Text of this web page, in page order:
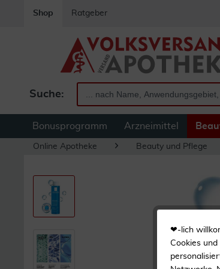
Shop Ratgeber
Suche:
Bonusprogramm Arzneimittel
Online Apotheke Beauty und Pflege
❤-lich
Cookies